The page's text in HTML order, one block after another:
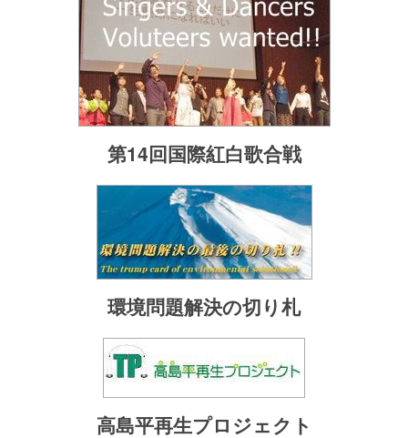
第14回国際紅白歌合戦
環境問題解決の切り札
高島平再生プロジェクト